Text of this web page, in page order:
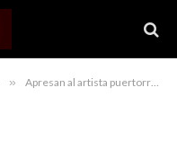
» Apresan al artista puertorriqueño Cosculluela y enfrenta 15 cargos por violencia de género